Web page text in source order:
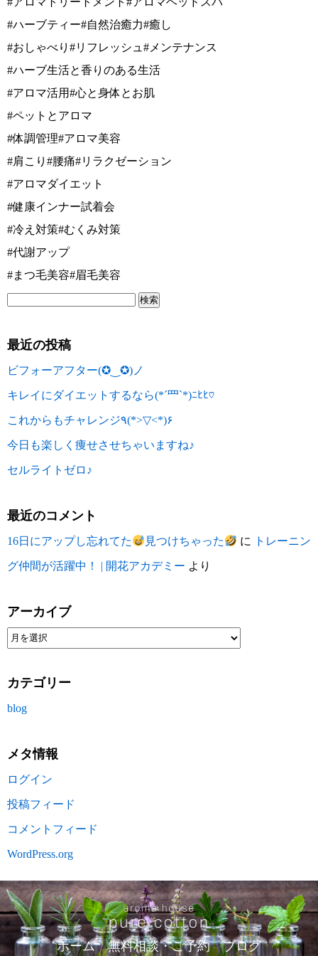
#ハーブティー#自然治癒力#癒し
#おしゃべり#リフレッシュ#メンテナンス
#ハーブ生活と香りのある生活
#アロマ活用#心と身体とお肌
#ペットとアロマ
#体調管理#アロマ美容
#肩こり#腰痛#リラクゼーション
#アロマダイエット
#健康インナー試着会
#冷え対策#むくみ対策
#代謝アップ
#まつ毛美容#眉毛美容
最近の投稿
ビフォーアフター(✪‿✪)ノ
キレイにダイエットするなら(*´罒`*)ﾆﾋﾋ♡
これからもチャレンジ٩(*>▽<*)۶
今日も楽しく痩せさせちゃいますね♪
セルライトゼロ♪
最近のコメント
16日にアップし忘れてた 見つけちゃった に トレーニン
グ仲間が活躍中！ | 開花アカデミー より
アーカイブ
カテゴリー
blog
メタ情報
ログイン
投稿フィード
コメントフィード
WordPress.org
ホーム 無料相談・ご予約 ブログ